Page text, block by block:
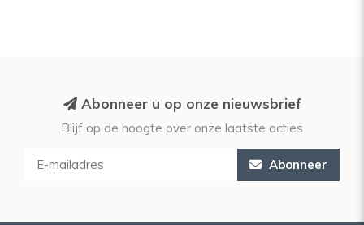
Abonneer u op onze nieuwsbrief
Blijf op de hoogte over onze laatste acties
Abonneer